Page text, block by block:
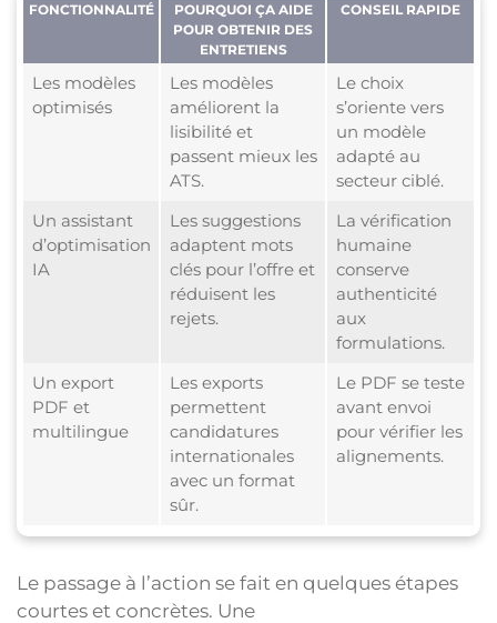
FONCTIONNALITÉ
POURQUOI ÇA AIDE
POUR OBTENIR DES
ENTRETIENS
CONSEIL RAPIDE
Les modèles
optimisés
Les modèles
améliorent la
lisibilité et
passent mieux les
ATS.
Le choix
s’oriente vers
un modèle
adapté au
secteur ciblé.
Un assistant
d’optimisation
IA
Les suggestions
adaptent mots
clés pour l’offre et
réduisent les
rejets.
La vérification
humaine
conserve
authenticité
aux
formulations.
Un export
PDF et
multilingue
Les exports
permettent
candidatures
internationales
avec un format
sûr.
Le PDF se teste
avant envoi
pour vérifier les
alignements.
Le passage à l’action se fait en quelques étapes
courtes et concrètes. Une